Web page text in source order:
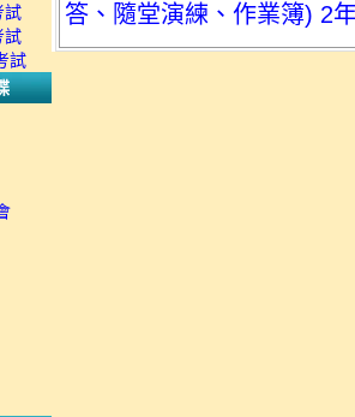
試
試
試
答、隨堂演練、作業簿) 2